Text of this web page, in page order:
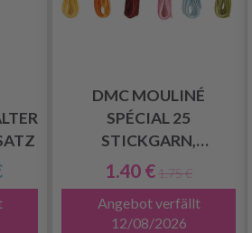
DMC MOULINÉ
SPÉCIAL 25
STICKGARN,
FARBWECHSELND
1.40 €1.75 €
Angebot verfällt
12/08/2026